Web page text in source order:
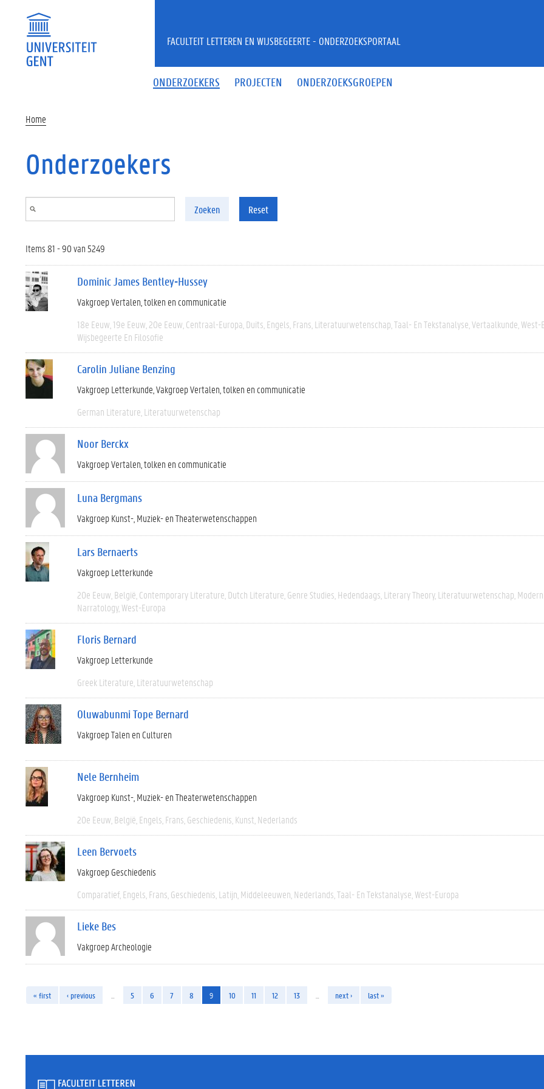
ONDERZOEKERS PROJECTEN ONDERZOEKSGROEPEN
FACULTEIT LETTEREN EN WIJSBEGEERTE - ONDERZOEKSPORTAAL
Home
Onderzoekers
Zoeken Reset
Items 81 - 90 van 5249
Dominic James Bentley-Hussey
Vakgroep Vertalen, tolken en communicatie
18e Eeuw 19e Eeuw 20e Eeuw Centraal-Europa Duits Engels Frans Literatuurwetenschap Taal- En Tekstanalyse Vertaalkunde West-
Wijsbegeerte En Filosofie
Carolin Juliane Benzing
Vakgroep Letterkunde Vakgroep Vertalen, tolken en communicatie
German Literature Literatuurwetenschap
Noor Berckx
Vakgroep Vertalen, tolken en communicatie
Luna Bergmans
Vakgroep Kunst-, Muziek- en Theaterwetenschappen
Lars Bernaerts
Vakgroep Letterkunde
20e Eeuw België Contemporary Literature Dutch Literature Genre Studies Hedendaags Literary Theory Literatuurwetenschap
Narratology West-Europa
Floris Bernard
Vakgroep Letterkunde
Greek Literature Literatuurwetenschap
Oluwabunmi Tope Bernard
Vakgroep Talen en Culturen
Nele Bernheim
Vakgroep Kunst-, Muziek- en Theaterwetenschappen
20e Eeuw België Engels Frans Geschiedenis Kunst Nederlands
Leen Bervoets
Vakgroep Geschiedenis
Comparatief Engels Frans Geschiedenis Latijn Middeleeuwen Nederlands Taal- En Tekstanalyse West-Europa
Lieke Bes
Vakgroep Archeologie
« first ‹ previous 5 6 7 8 9 10 11 12 13 next › last »